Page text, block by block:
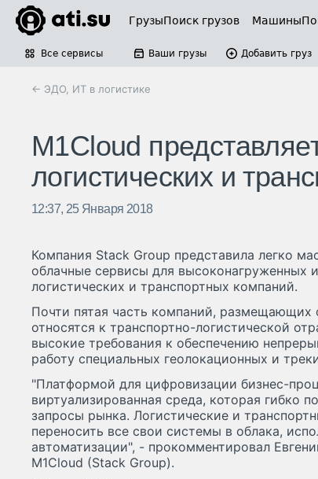
ГрузыПоиск грузов Машины
Все сервисы Ваши грузы Добавить груз
← ЭДО, ИТ в логистике
M1Cloud
логистических и
12:37, 25 Января 2018
Компания Stack Group представила легко
облачные сервисы для высоконагруженных
логистических и транспортных компаний.
Почти пятая часть компаний, размещающих
относятся к транспортно-логистической
высокие требования к обеспечению
работу специальных геолокационных и
"Платформой для цифровизации бизнес-
виртуализированная среда, которая гибко
запросы рынка. Логистические и
переносить все свои системы в облака,
автоматизации", - прокомментировал
M1Cloud (Stack Group).